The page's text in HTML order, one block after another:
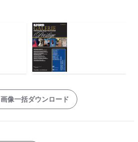
画像一括ダウンロード